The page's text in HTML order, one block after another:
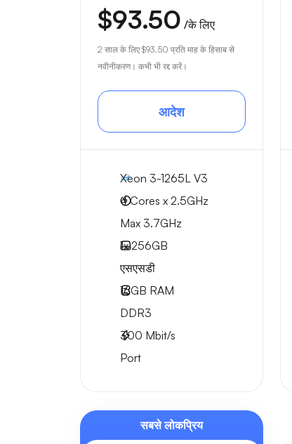
$93.50 /के लिए
2 साल के लिए $93.50 प्रति माह के हिसाब से
नवीनीकरण। कभी भी रद्द करें।
आदेश
Xeon 3-1265L V3
4 Cores x 2.5GHz
Max 3.7GHz
1x256GB
एसएसडी
16GB RAM
DDR3
300 Mbit/s
Port
सबसे लोकप्रिय